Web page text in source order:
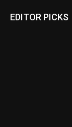
EDITOR PICKS